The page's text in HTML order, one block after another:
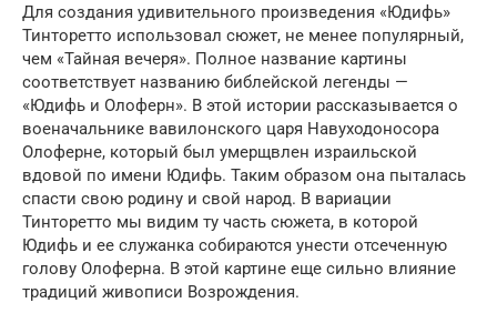
Для создания удивительного произведения «Юдифь»
Тинторетто использовал сюжет, не менее популярный,
чем «Тайная вечеря». Полное название картины
соответствует названию библейской легенды —
«Юдифь и Олоферн». В этой истории рассказывается о
военачальнике вавилонского царя Навуходоносора
Олоферне, который был умерщвлен израильской
вдовой по имени Юдифь. Таким образом она пыталась
спасти свою родину и свой народ. В вариации
Тинторетто мы видим ту часть сюжета, в которой
Юдифь и ее служанка собираются унести отсеченную
голову Олоферна. В этой картине еще сильно влияние
традиций живописи Возрождения.